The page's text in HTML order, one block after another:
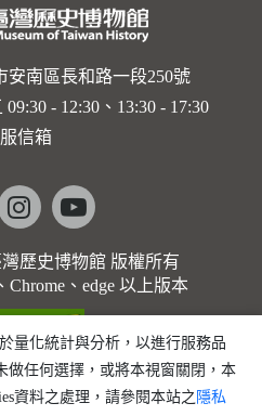
安南區長和路一段250號
- 12:30、13:30 - 17:30
信箱
instagramyoutube
歷史博物館 版權所有
、edge 以上版本
量化統計與分析，以進行服務品
做任何選擇，或將本視窗關閉，本
資料之處理，請參閱本站之 隱私